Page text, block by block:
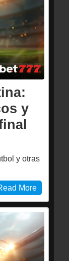
y
y otras
More